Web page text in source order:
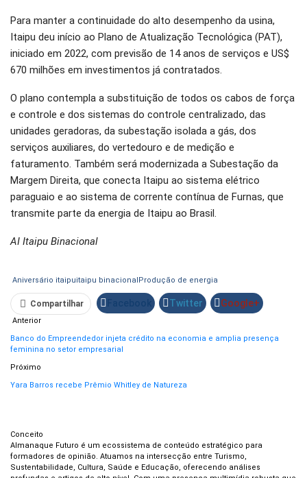
Para manter a continuidade do alto desempenho da usina,
Itaipu deu início ao Plano de Atualização Tecnológica (PAT),
iniciado em 2022, com previsão de 14 anos de serviços e US$
670 milhões em investimentos já contratados.
O plano contempla a substituição de todos os cabos de força
e controle e dos sistemas do controle centralizado, das
unidades geradoras, da subestação isolada a gás, dos
serviços auxiliares, do vertedouro e de medição e
faturamento. Também será modernizada a Subestação da
Margem Direita, que conecta Itaipu ao sistema elétrico
paraguaio e ao sistema de corrente contínua de Furnas, que
transmite parte da energia de Itaipu ao Brasil.
AI Itaipu Binacional
Aniversário itaipuitaipu binacional Produção de energia
Compartilhar Twitter Google+
Anterior
Banco do Empreendedor injeta crédito na economia e amplia presença
feminina no setor empresarial
Próximo
Yara Barros recebe Prêmio Whitley de Natureza
Conceito
Almanaque Futuro é um ecossistema de conteúdo estratégico para
formadores de opinião. Atuamos na intersecção entre Turismo,
Sustentabilidade, Cultura, Saúde e Educação, oferecendo análises